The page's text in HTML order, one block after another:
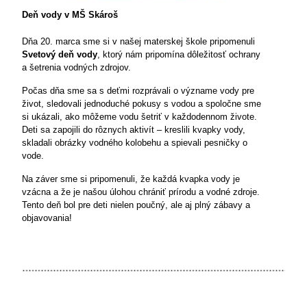
Deň vody v MŠ Skároš
Dňa 20. marca sme si v našej materskej škole pripomenuli
Svetový deň vody, ktorý nám pripomína dôležitosť ochrany
a šetrenia vodných zdrojov.
Počas dňa sme sa s deťmi rozprávali o význame vody pre
život, sledovali jednoduché pokusy s vodou a spoločne sme
si ukázali, ako môžeme vodu šetriť v každodennom živote.
Deti sa zapojili do rôznych aktivít – kreslili kvapky vody,
skladali obrázky vodného kolobehu a spievali pesničky o
vode.
Na záver sme si pripomenuli, že každá kvapka vody je
vzácna a že je našou úlohou chrániť prírodu a vodné zdroje.
Tento deň bol pre deti nielen poučný, ale aj plný zábavy a
objavovania!